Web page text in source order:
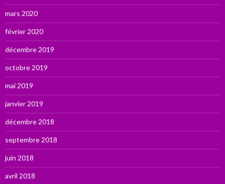
mars 2020
février 2020
décembre 2019
octobre 2019
mai 2019
janvier 2019
décembre 2018
septembre 2018
juin 2018
avril 2018